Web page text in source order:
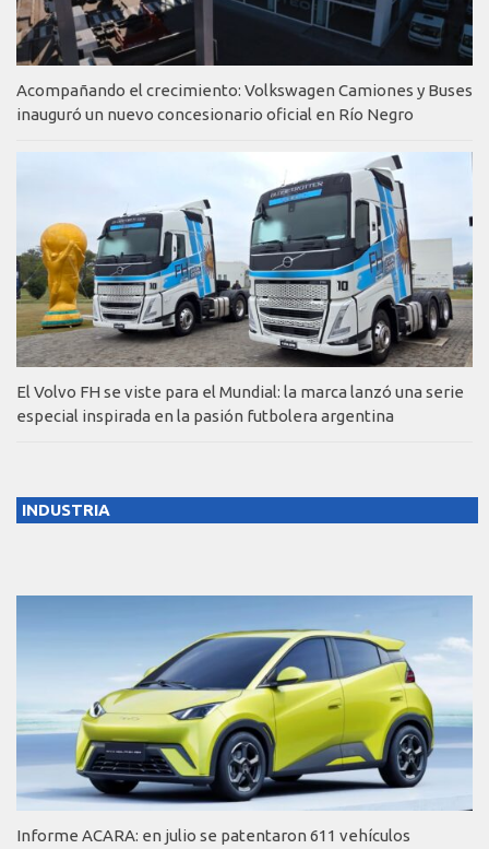
Acompañando el crecimiento: Volkswagen Camiones y Buses
inauguró un nuevo concesionario oficial en Río Negro
El Volvo FH se viste para el Mundial: la marca lanzó una serie
especial inspirada en la pasión futbolera argentina
INDUSTRIA
Informe ACARA: en julio se patentaron 611 vehículos